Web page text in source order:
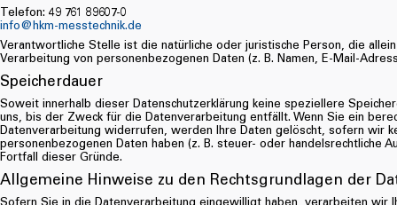
Telefon: 49 761 89607-0
info@hkm-messtechnik.de
Verantwortliche Stelle ist die natürliche oder juristische Person, die
Verarbeitung von personenbezogenen Daten (z. B. Namen, E-Mail-
Speicherdauer
Soweit innerhalb dieser Datenschutzerklärung keine speziellere
uns, bis der Zweck für die Datenverarbeitung entfällt. Wenn Sie ein
Datenverarbeitung widerrufen, werden Ihre Daten gelöscht, sofern wir
personenbezogenen Daten haben (z. B. steuer- oder handelsrechtliche
Fortfall dieser Gründe.
Allgemeine Hinweise zu den Rechtsgrundlagen der
Sofern Sie in die Datenverarbeitung eingewilligt haben, verarbeiten wir